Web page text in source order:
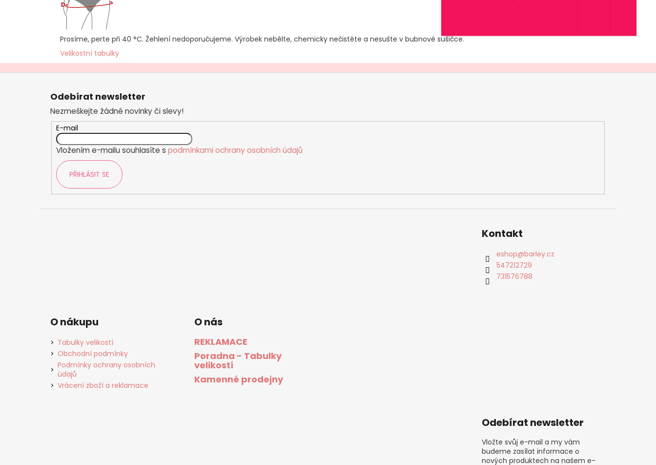
Prosíme, perte při 40 °C. Žehlení nedoporučujeme. Výrobek nebělte, chemicky nečistěte a nesušte v bubnové sušičce.
Velikostní tabulky
Z
Odebírat newsletter
Nezmeškejte žádné novinky či slevy!
E-mail
Vložením e-mailu souhlasíte s podmínkami ochrany osobních údajů
PŘIHLÁSIT SE
Kontakt
eshop@barley.cz
547212729
731576788
O nákupu
Tabulky velikostí
Obchodní podmínky
Podmínky ochrany osobních
údajů
Vrácení zboží a reklamace
O nás
REKLAMACE
Poradna - Tabulky
velikostí
Kamenné prodejny
Odebírat newsletter
Vložte svůj e-mail a my vám
budeme zasílat informace o
nových produktech na našem e-